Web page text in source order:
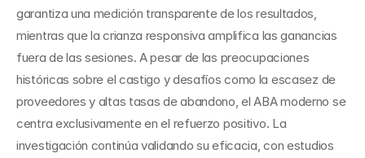
garantiza una medición transparente de los resultados,
mientras que la crianza responsiva amplifica las ganancias
fuera de las sesiones. A pesar de las preocupaciones
históricas sobre el castigo y desafíos como la escasez de
proveedores y altas tasas de abandono, el ABA moderno se
centra exclusivamente en el refuerzo positivo. La
investigación continúa validando su eficacia, con estudios